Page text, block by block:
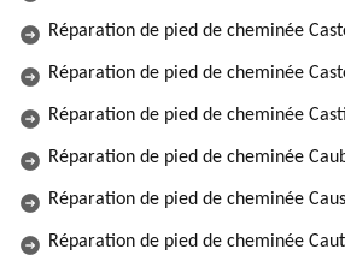
Réparation de pied de cheminée
Réparation de pied de cheminée
Réparation de pied de cheminée
Réparation de pied de cheminée
Réparation de pied de cheminée
Réparation de pied de cheminée